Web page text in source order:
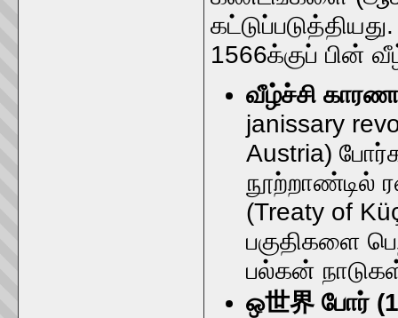
1566க்குப் பின்
வீழ்ச்சி
janissary
Austria)
நூற்றாண்டில்
(Treaty of
பகுதிகளை
பல்கன்
ஒ世界 போர்